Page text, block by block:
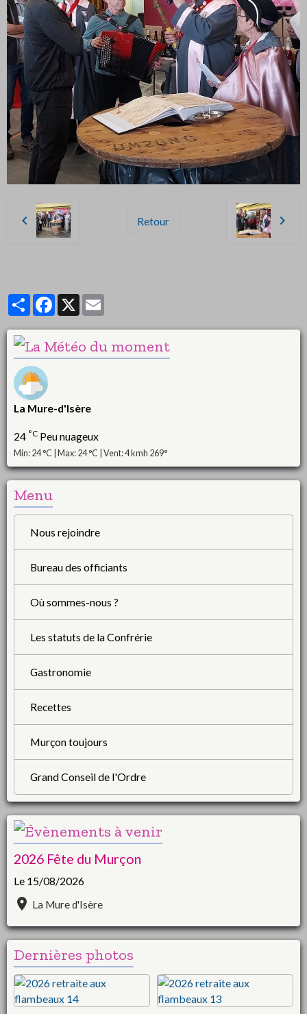
Retour
PartagerFacebook
X
La Mure-d'Isère
24 °C Peu nuageux
Min: 24 °C | Max: 24 °C | Vent: 4 kmh 269°
Menu
Nous rejoindre
Bureau des officiants
Où sommes-nous ?
Les statuts de la Confrérie
Gastronomie
Recettes
Murçon toujours
Grand Conseil de l'Ordre
2026 Fête du Murçon
Le 15/08/2026
La Mure d'Isère
Dernières photos